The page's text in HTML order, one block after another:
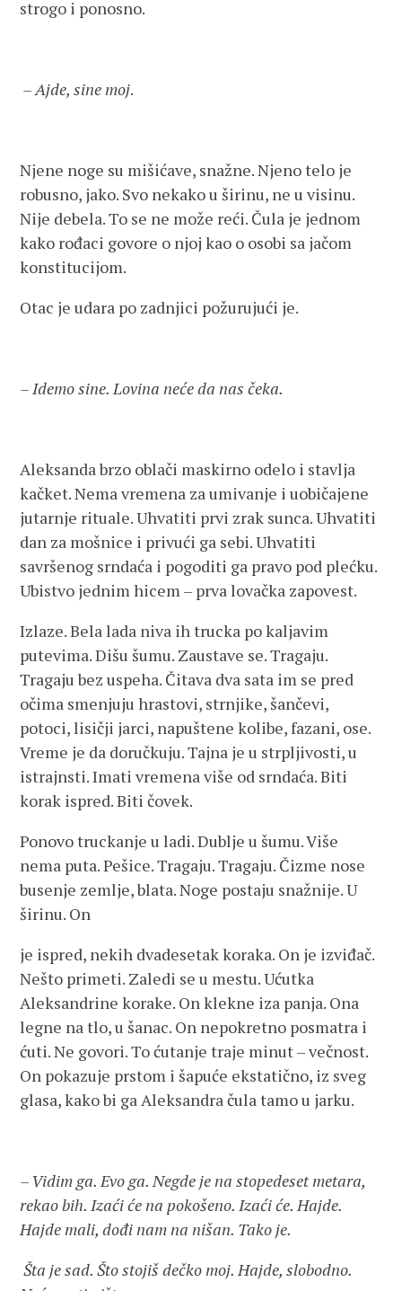
strogo i ponosno.
– Ajde, sine moj.
Njene noge su mišićave, snažne. Njeno telo je
robusno, jako. Svo nekako u širinu, ne u visinu.
Nije debela. To se ne može reći. Čula je jednom
kako rođaci govore o njoj kao o osobi sa jačom
konstitucijom.
Otac je udara po zadnjici požurujući je.
– Idemo sine. Lovina neće da nas čeka.
Aleksanda brzo oblači maskirno odelo i stavlja
kačket. Nema vremena za umivanje i uobičajene
jutarnje rituale. Uhvatiti prvi zrak sunca. Uhvatiti
dan za mošnice i privući ga sebi. Uhvatiti
savršenog srndaća i pogoditi ga pravo pod plećku.
Ubistvo jednim hicem – prva lovačka zapovest.
Izlaze. Bela lada niva ih trucka po kaljavim
putevima. Dišu šumu. Zaustave se. Tragaju.
Tragaju bez uspeha. Čitava dva sata im se pred
očima smenjuju hrastovi, strnjike, šančevi,
potoci, lisičji jarci, napuštene kolibe, fazani, ose.
Vreme je da doručkuju. Tajna je u strpljivosti, u
istrajnsti. Imati vremena više od srndaća. Biti
korak ispred. Biti čovek.
Ponovo truckanje u ladi. Dublje u šumu. Više
nema puta. Pešice. Tragaju. Tragaju. Čizme nose
busenje zemlje, blata. Noge postaju snažnije. U
širinu. On
je ispred, nekih dvadesetak koraka. On je izviđač.
Nešto primeti. Zaledi se u mestu. Ućutka
Aleksandrine korake. On klekne iza panja. Ona
legne na tlo, u šanac. On nepokretno posmatra i
ćuti. Ne govori. To ćutanje traje minut – večnost.
On pokazuje prstom i šapuće ekstatično, iz sveg
glasa, kako bi ga Aleksandra čula tamo u jarku.
– Vidim ga. Evo ga. Negde je na stopedeset metara,
rekao bih. Izaći će na pokošeno. Izaći će. Hajde.
Hajde mali, dođi nam na nišan. Tako je.
Šta je sad. Što stojiš dečko moj. Hajde, slobodno.